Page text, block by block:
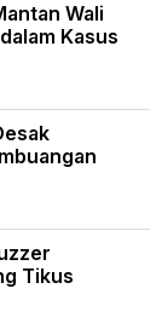
Wali
Kasus
Tikus